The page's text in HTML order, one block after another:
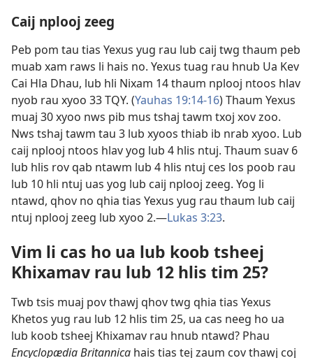
Caij nplooj zeeg
Peb pom tau tias Yexus yug rau lub caij twg thaum peb
muab xam raws li hais no. Yexus tuag rau hnub Ua Kev
Cai Hla Dhau, lub hli Nixam 14 thaum nplooj ntoos hlav
nyob rau xyoo 33 TQY. (Yauhas 19:​14-16) Thaum Yexus
muaj 30 xyoo nws pib mus tshaj tawm txoj xov zoo.
Nws tshaj tawm tau 3 lub xyoos thiab ib nrab xyoo. Lub
caij nplooj ntoos hlav yog lub 4 hlis ntuj. Thaum suav 6
lub hlis rov qab ntawm lub 4 hlis ntuj ces los poob rau
lub 10 hli ntuj uas yog lub caij nplooj zeeg. Yog li
ntawd, qhov no qhia tias Yexus yug rau thaum lub caij
ntuj nplooj zeeg lub xyoo 2.​—Lukas 3:23.
Vim li cas ho ua lub koob tsheej
Khixamav rau lub 12 hlis tim 25?
Twb tsis muaj pov thawj qhov twg qhia tias Yexus
Khetos yug rau lub 12 hlis tim 25, ua cas neeg ho ua
lub koob tsheej Khixamav rau hnub ntawd? Phau
Encyclopædia Britannica hais tias tej zaum cov thawj coj